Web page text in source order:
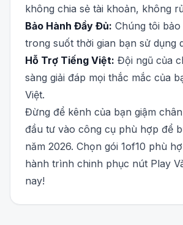
không chia sẻ tài khoản, không
Bảo Hành Đầy Đủ: Chúng tôi bảo
trong suốt thời gian bạn sử dụng
Hỗ Trợ Tiếng Việt: Đội ngũ của
sàng giải đáp mọi thắc mắc của
Việt.
Đừng để kênh của bạn giậm
đầu tư vào công cụ phù hợp để
năm 2026. Chọn gói 1of10 phù
hành trình chinh phục nút Play
nay!